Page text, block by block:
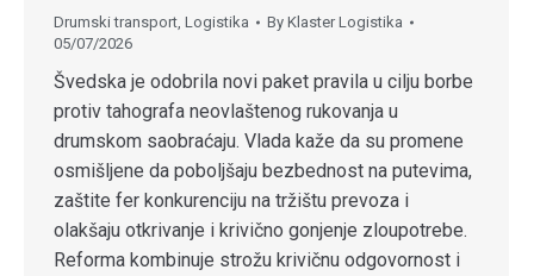
Drumski transport Logistika By Klaster Logistika
05/07/2026
Švedska je odobrila novi paket pravila u cilju borbe
protiv tahografa neovlaštenog rukovanja u
drumskom saobraćaju. Vlada kaže da su promene
osmišljene da poboljšaju bezbednost na putevima,
zaštite fer konkurenciju na tržištu prevoza i
olakšaju otkrivanje i krivično gonjenje zloupotrebe.
Reforma kombinuje strožu krivičnu odgovornost i